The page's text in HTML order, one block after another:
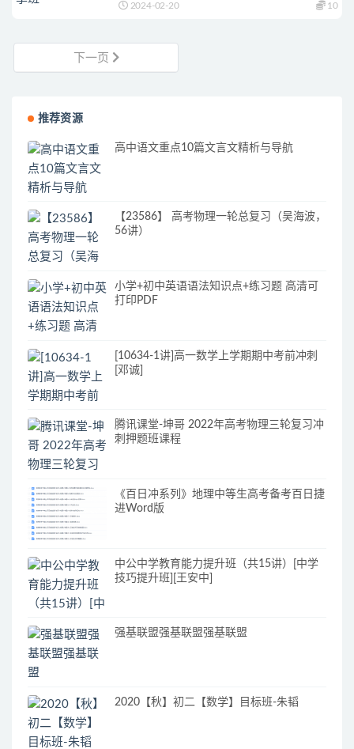
2024-02-20 10
下一页
推荐资源
高中语文重点10篇文言文精析与导航
【23586】 高考物理一轮总复习（吴海波，
56讲）
小学+初中英语语法知识点+练习题 高清可
打印PDF
[10634-1讲]高一数学上学期期中考前冲刺
[邓诚]
腾讯课堂-坤哥 2022年高考物理三轮复习冲
刺押题班课程
《百日冲系列》地理中等生高考备考百日捷
进Word版
中公中学教育能力提升班（共15讲）[中学
技巧提升班][王安中]
强基联盟强基联盟强基联盟
2020【秋】初二【数学】目标班-朱韬